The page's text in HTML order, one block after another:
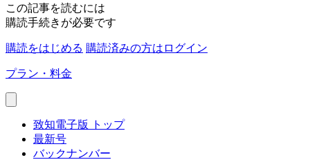
この記事を読むには
購読手続きが必要です
購読をはじめる 購読済みの方はログイン
プラン・料金
致知電子版 トップ
最新号
バックナンバー